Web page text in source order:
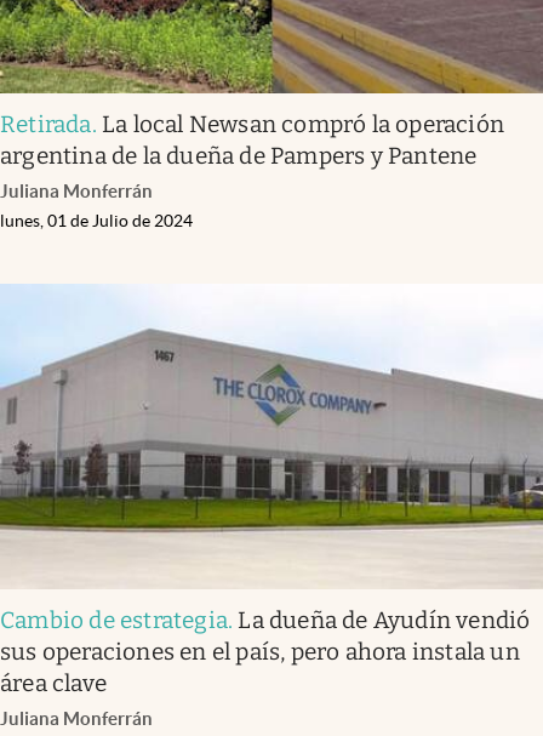
Retirada. La local Newsan compró la operación
argentina de la dueña de Pampers y Pantene
Juliana Monferrán
lunes, 01 de Julio de 2024
Cambio de estrategia. La dueña de Ayudín vendió
sus operaciones en el país, pero ahora instala un
área clave
Juliana Monferrán